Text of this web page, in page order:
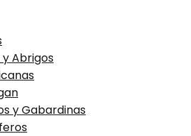
Abrigos
y Gabardinas